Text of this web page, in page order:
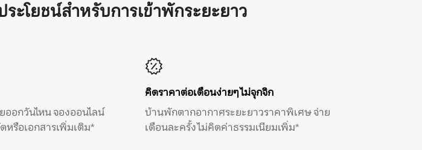
ะโยชน์สำหรับการเข้าพักระยะยาว
ออกวันไหน จองออนไลน์
รือเอกสารเพิ่มเติม*
คิดราคาต่อเดือนง่ายๆ ไม่จุกจิก
บ้านพักตากอากาศระยะยาวราคาพิเศษ จ่าย
เดือนละครั้ง ไม่คิดค่าธรรมเนียมเพิ่ม*